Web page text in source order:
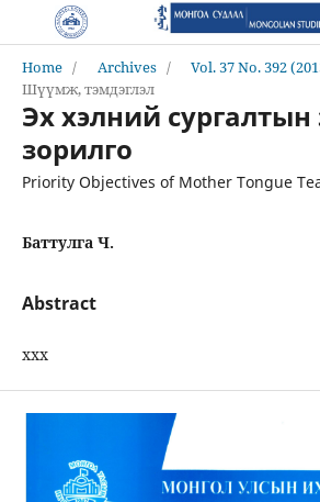
Home / Archives / Vol. 37 No. 392
Шүүмж, тэмдэглэл
Эх хэлний сургалтын
зорилго
Priority Objectives of Mother Tongue
Баттулга Ч.
Abstract
ххх